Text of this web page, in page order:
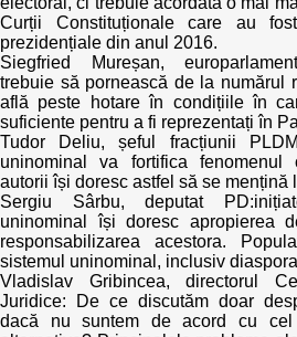
Curții Constituționale care au
prezidențiale din anul 2016.
Siegfried Mureșan,
trebuie să pornească de la numărul
află peste hotare în condițiile în
suficiente pentru a fi reprezentați în
Tudor Deliu, șeful fracțiunii
uninominal va fortifica fenomenul
autorii își doresc astfel să se mențină
Sergiu Sârbu, deputat
uninominal își doresc apropierea
responsabilizarea acestora.
sistemul uninominal, inclusiv
Vladislav Gribincea, directorul
Juridice: De ce discutăm doar
dacă nu suntem de acord cu